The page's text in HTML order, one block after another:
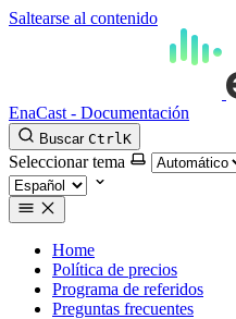
Saltearse al contenido
EnaCast - Documentación
Buscar CtrlK
Seleccionar tema
Home
Política de precios
Programa de referidos
Preguntas frecuentes